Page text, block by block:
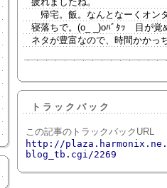
帰宅。飯。なんとなーくオン
寝落ちで。(o_ _)oﾊﾞﾀｯ 目が覚
ネタが豊富なので、時間かかっ
トラックバック
この記事のトラックバックURL
http://
blog_tb.cgi/2269